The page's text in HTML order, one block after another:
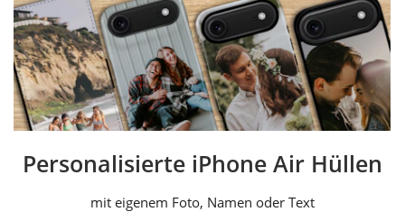
Personalisierte iPhone Air Hüllen
mit eigenem Foto, Namen oder Text